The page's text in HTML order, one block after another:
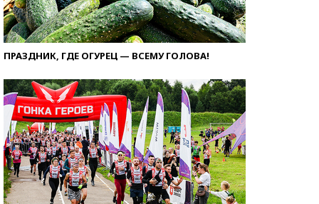
ПРАЗДНИК, ГДЕ ОГУРЕЦ — ВСЕМУ ГОЛОВА!